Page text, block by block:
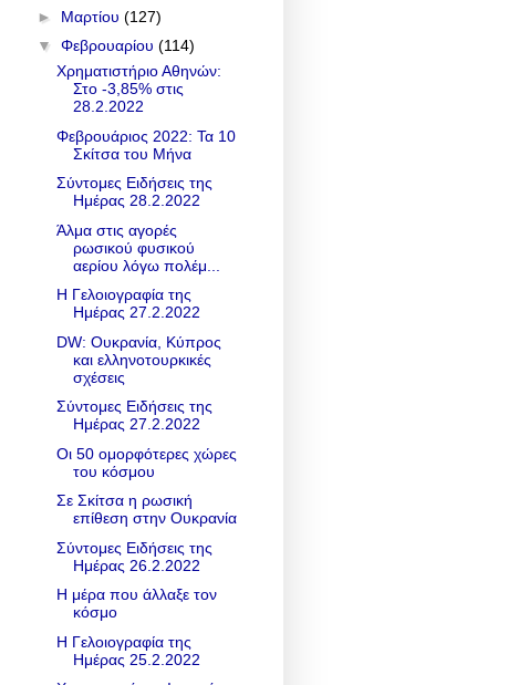
► Μαρτίου (127)
▼ Φεβρουαρίου (114)
Χρηματιστήριο Αθηνών:
Στο -3,85% στις
28.2.2022
Φεβρουάριος 2022: Τα 10
Σκίτσα του Μήνα
Σύντομες Ειδήσεις της
Ημέρας 28.2.2022
Άλμα στις αγορές
ρωσικού φυσικού
αερίου λόγω πολέμ...
Η Γελοιογραφία της
Ημέρας 27.2.2022
DW: Ουκρανία, Κύπρος
και ελληνοτουρκικές
σχέσεις
Σύντομες Ειδήσεις της
Ημέρας 27.2.2022
Οι 50 ομορφότερες χώρες
του κόσμου
Σε Σκίτσα η ρωσική
επίθεση στην Ουκρανία
Σύντομες Ειδήσεις της
Ημέρας 26.2.2022
Η μέρα που άλλαξε τον
κόσμο
Η Γελοιογραφία της
Ημέρας 25.2.2022